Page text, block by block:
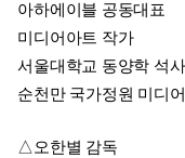
아하에이블 공동대표
미디어아트 작가
서울대학교 동양학 석사
순천만 국가정원 미디
△오한별 감독